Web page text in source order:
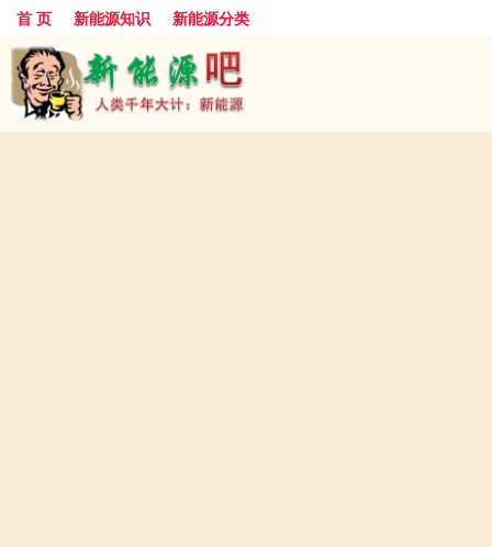
首 页 新能源知识 新能源分类